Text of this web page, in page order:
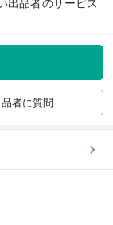
者に質問